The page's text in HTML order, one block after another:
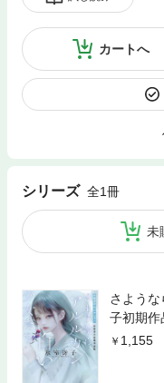
カートへ
シリーズ 全1冊
未
さよう
子初期作
1,155